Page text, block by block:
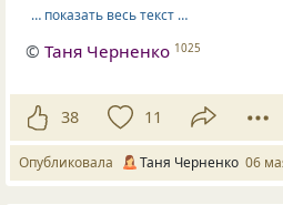
… показать весь текст …
©Таня Черненко 1025
38 11
Опубликовала Таня Черненко 06